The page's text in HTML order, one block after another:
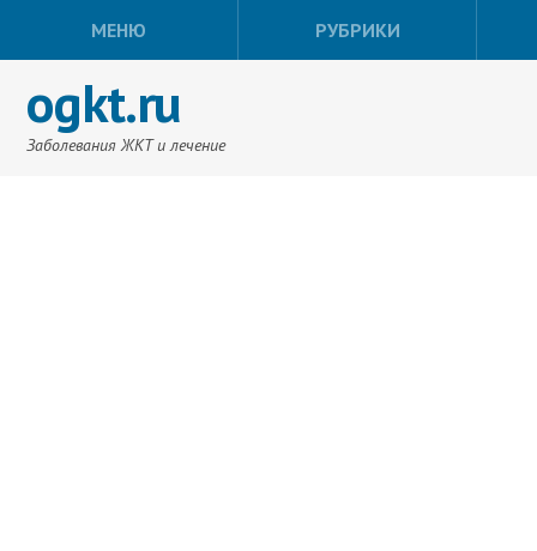
МЕНЮ РУБРИКИ
ogkt.ru
Заболевания ЖКТ и лечение